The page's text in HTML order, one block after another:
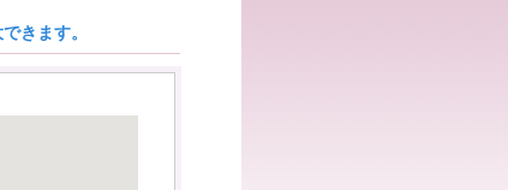
きます。